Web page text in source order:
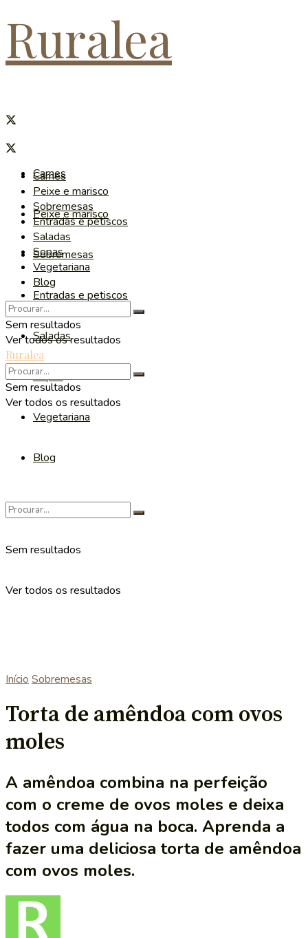
Ruralea
Carnes
Peixe e marisco
Sobremesas
Entradas e petiscos
Saladas
Sopas
Vegetariana
Blog
Sem resultados
Ver todos os resultados
Carnes
Peixe e marisco
Sobremesas
Entradas e petiscos
Saladas
Sopas
Vegetariana
Blog
Sem resultados
Ver todos os resultados
Ruralea
Sem resultados
Ver todos os resultados
Início Sobremesas
Torta de amêndoa com ovos
moles
A amêndoa combina na perfeição
com o creme de ovos moles e deixa
todos com água na boca. Aprenda a
fazer uma deliciosa torta de amêndoa
com ovos moles.